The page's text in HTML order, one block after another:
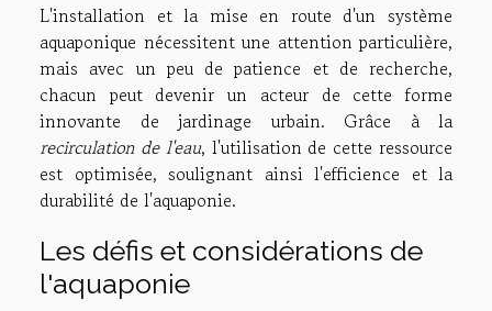
L'installation et la mise en route d'un système
aquaponique nécessitent une attention particulière,
mais avec un peu de patience et de recherche,
chacun peut devenir un acteur de cette forme
innovante de jardinage urbain. Grâce à la
recirculation de l'eau, l'utilisation de cette ressource
est optimisée, soulignant ainsi l'efficience et la
durabilité de l'aquaponie.
Les défis et considérations de
l'aquaponie